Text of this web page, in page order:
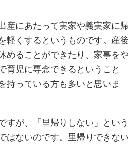
産にあたって実家や義実家に帰
軽くするというものです。産後
めることができたり、家事をや
育児に専念できるということ
持っている方も多いと思いま
すが、「里帰りしない」という
はないのです。里帰りできない